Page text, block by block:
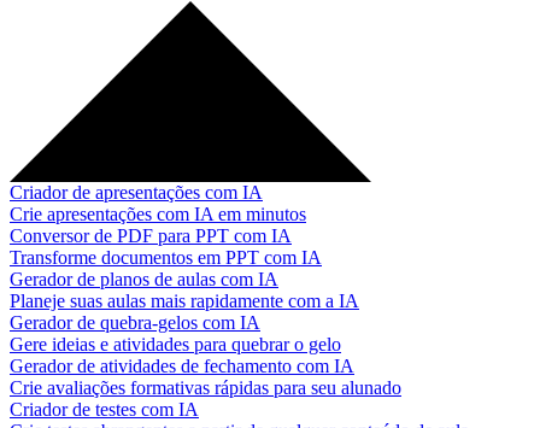
Criador de apresentações com IA
Crie apresentações com IA em minutos
Conversor de PDF para PPT com IA
Transforme documentos em PPT com IA
Gerador de planos de aulas com IA
Planeje suas aulas mais rapidamente com a IA
Gerador de quebra-gelos com IA
Gere ideias e atividades para quebrar o gelo
Gerador de atividades de fechamento com IA
Crie avaliações formativas rápidas para seu alunado
Criador de testes com IA